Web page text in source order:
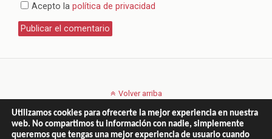
Acepto la política de privacidad
Volver arriba
Móvil Escritorio
Utilizamos cookies para ofrecerte la mejor experiencia en nuestra
web. No compartimos tu información con nadie, simplemente
queremos que tengas una mejor experiencia de usuario cuando